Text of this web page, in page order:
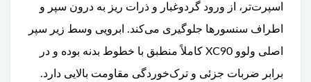
اسپرت‌تر، از ورود گردوغبار و ذرات ریز به درون سپر و
اطراف سنسورها جلوگیری می‌کند. ابرویی وسط زیر سپر
اصلی ولوو XC90 کاملاً منطبق با خطوط بدنه بوده و در
برابر ضربات جزئی و ترک‌خوردگی مقاومت بالایی دارد.